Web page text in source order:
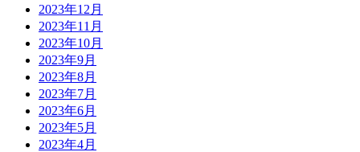
2023年12月
2023年11月
2023年10月
2023年9月
2023年8月
2023年7月
2023年6月
2023年5月
2023年4月